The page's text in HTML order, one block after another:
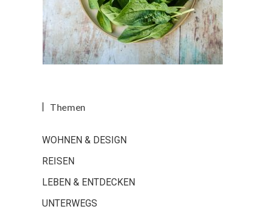
Themen
WOHNEN & DESIGN
REISEN
LEBEN & ENTDECKEN
UNTERWEGS